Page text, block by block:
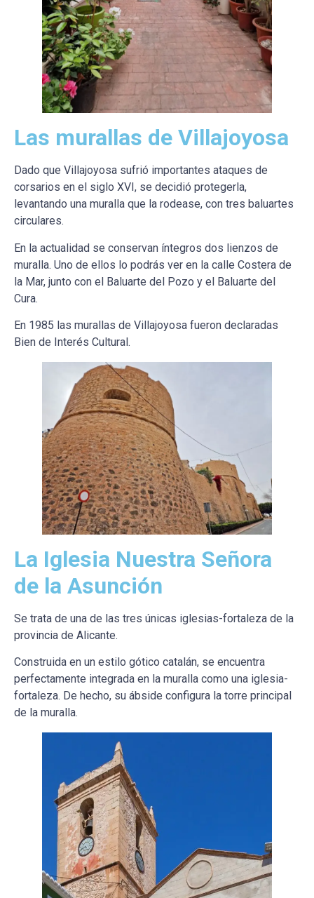
Las murallas de Villajoyosa
Dado que Villajoyosa sufrió importantes ataques de
corsarios en el siglo XVI, se decidió protegerla,
levantando una muralla que la rodease, con tres baluartes
circulares.
En la actualidad se conservan íntegros dos lienzos de
muralla. Uno de ellos lo podrás ver en la calle Costera de
la Mar, junto con el Baluarte del Pozo y el Baluarte del
Cura.
En 1985 las murallas de Villajoyosa fueron declaradas
Bien de Interés Cultural.
La Iglesia Nuestra Señora
de la Asunción
Se trata de una de las tres únicas iglesias-fortaleza de la
provincia de Alicante.
Construida en un estilo gótico catalán, se encuentra
perfectamente integrada en la muralla como una iglesia-
fortaleza. De hecho, su ábside configura la torre principal
de la muralla.